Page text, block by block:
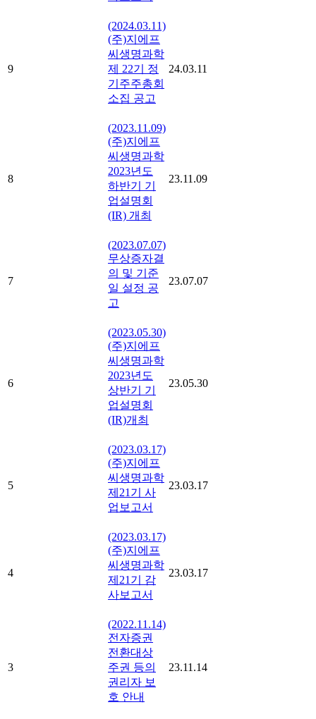
9
(2024.03.11)
(주)지에프
씨생명과학
제 22기 정
기주주총회
소집 공고
24.03.11
8
(2023.11.09)
(주)지에프
씨생명과학
2023년도
하반기 기
업설명회
(IR) 개최
23.11.09
7
(2023.07.07)
무상증자결
의 및 기준
일 설정 공
고
23.07.07
6
(2023.05.30)
(주)지에프
씨생명과학
2023년도
상반기 기
업설명회
(IR)개최
23.05.30
5
(2023.03.17)
(주)지에프
씨생명과학
제21기 사
업보고서
23.03.17
4
(2023.03.17)
(주)지에프
씨생명과학
제21기 감
사보고서
23.03.17
3
(2022.11.14)
전자증권
전환대상
주권 등의
권리자 보
호 안내
23.11.14